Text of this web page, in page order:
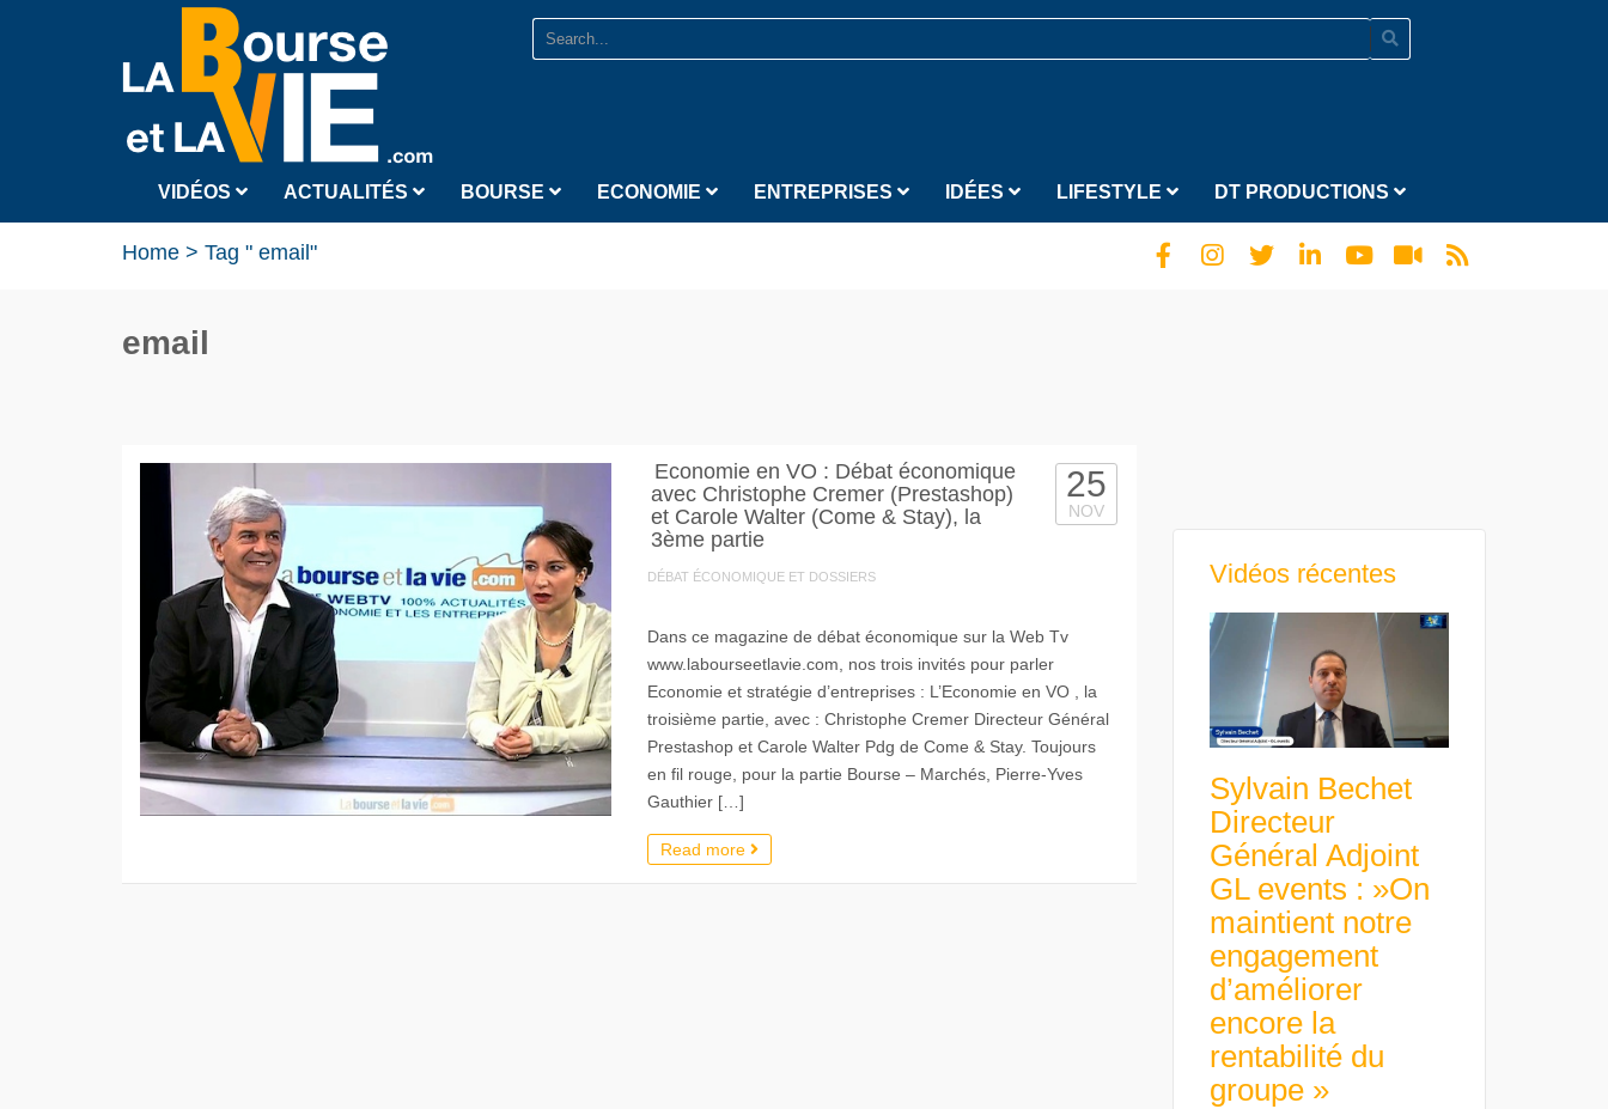
VIDÉOS ACTUALITÉS BOURSE ECONOMIE ENTREPRISES IDÉES LIFESTYLE DT PRODUCTIONS
Home > Tag " email"
email
Economie en VO : Débat économique
avec Christophe Cremer (Prestashop)
et Carole Walter (Come & Stay), la
3ème partie
DÉBAT ÉCONOMIQUE ET DOSSIERS
25
NOV
Dans ce magazine de débat économique sur la Web Tv
www.labourseetlavie.com, nos trois invités pour parler
Economie et stratégie d’entreprises : L’Economie en VO , la
troisième partie, avec : Christophe Cremer Directeur Général
Prestashop et Carole Walter Pdg de Come & Stay. Toujours
en fil rouge, pour la partie Bourse – Marchés, Pierre-Yves
Gauthier […]
Read more
Vidéos récentes
Sylvain Bechet
Directeur
Général Adjoint
GL events : »On
maintient notre
engagement
d’améliorer
encore la
rentabilité du
groupe »